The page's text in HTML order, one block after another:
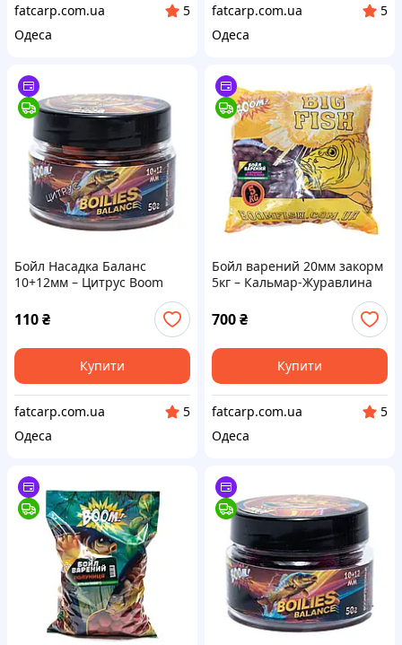
fatcarp.com.ua
5
Одеса
fatcarp.com.ua
5
Одеса
Бойл Насадка Баланс
10+12мм – Цитрус Boom
110₴
Купити
fatcarp.com.ua
5
Одеса
Бойл варений 20мм закорм
5кг – Кальмар-Журавлина
700₴
Купити
fatcarp.com.ua
5
Одеса